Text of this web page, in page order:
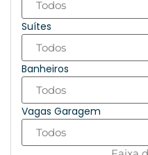
Suítes
Banheiros
Vagas Garagem